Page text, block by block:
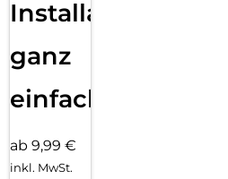
Installation
ganz
einfach
ab 9,99 €
inkl. MwSt.